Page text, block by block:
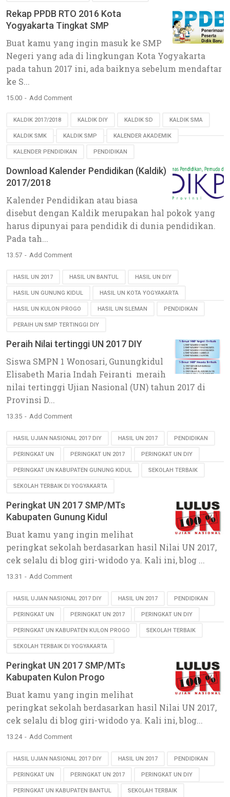
Rekap PPDB RTO 2016 Kota
Yogyakarta Tingkat SMP
Buat kamu yang ingin masuk ke SMP
Negeri yang ada di lingkungan Kota Yogyakarta
pada tahun 2017 ini, ada baiknya sebelum mendaftar
ke S...
15.00 Add Comment
KALDIK 2017/2018 KALDIK DIY KALDIK SD KALDIK SMA
KALDIK SMK KALDIK SMP KALENDER AKADEMIK
KALENDER PENDIDIKAN PENDIDIKAN
Download Kalender Pendidikan (Kaldik)
2017/2018
Kalender Pendidikan atau biasa
disebut dengan Kaldik merupakan hal pokok yang
harus dipunyai para pendidik di dunia pendidikan.
Pada tah...
13.57 Add Comment
HASIL UN 2017 HASIL UN BANTUL HASIL UN DIY
HASIL UN GUNUNG KIDUL HASIL UN KOTA YOGYAKARTA
HASIL UN KULON PROGO HASIL UN SLEMAN PENDIDIKAN
PERAIH UN SMP TERTINGGI DIY
Peraih Nilai tertinggi UN 2017 DIY
Siswa SMPN 1 Wonosari, Gunungkidul
Elisabeth Maria Indah Feiranti meraih
nilai tertinggi Ujian Nasional (UN) tahun 2017 di
Provinsi D...
13.35 Add Comment
HASIL UJIAN NASIONAL 2017 DIY HASIL UN 2017 PENDIDIKAN
PERINGKAT UN PERINGKAT UN 2017 PERINGKAT UN DIY
PERINGKAT UN KABUPATEN GUNUNG KIDUL SEKOLAH TERBAIK
SEKOLAH TERBAIK DI YOGYAKARTA
Peringkat UN 2017 SMP/MTs
Kabupaten Gunung Kidul
Buat kamu yang ingin melihat
peringkat sekolah berdasarkan hasil Nilai UN 2017,
cek selalu di blog giri-widodo ya. Kali ini, blog ...
13.31 Add Comment
HASIL UJIAN NASIONAL 2017 DIY HASIL UN 2017 PENDIDIKAN
PERINGKAT UN PERINGKAT UN 2017 PERINGKAT UN DIY
PERINGKAT UN KABUPATEN KULON PROGO SEKOLAH TERBAIK
SEKOLAH TERBAIK DI YOGYAKARTA
Peringkat UN 2017 SMP/MTs
Kabupaten Kulon Progo
Buat kamu yang ingin melihat
peringkat sekolah berdasarkan hasil Nilai UN 2017,
cek selalu di blog giri-widodo ya. Kali ini, blog...
13.24 Add Comment
HASIL UJIAN NASIONAL 2017 DIY HASIL UN 2017 PENDIDIKAN
PERINGKAT UN PERINGKAT UN 2017 PERINGKAT UN DIY
PERINGKAT UN KABUPATEN BANTUL SEKOLAH TERBAIK